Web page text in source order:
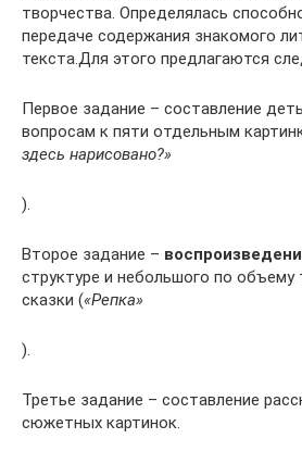
творчества. Определялась
передаче содержания знакомого
текста.Для этого предлагаются
Первое задание – составление
вопросам к пяти отдельным
здесь нарисовано?»
).
Второе задание –
структуре и небольшого по объему
сказки («Репка»
).
Третье задание – составление
сюжетных картинок.